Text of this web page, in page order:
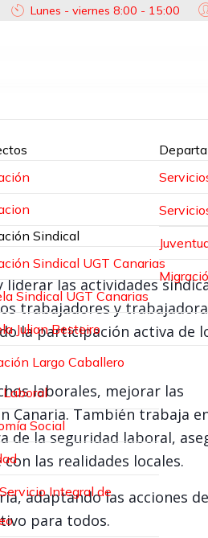
Lunes - viernes 8:00 - 15:00
Sindical
Sindical UGT Canarias
Sindical UGT Canarias
Julian Besteiro
Largo Caballero
Laboral
Social
Integral de
liderar las actividades
trabajadores y
la participación activa de
laborales, mejorar las
Canaria. También trabaja
de la seguridad laboral,
las realidades locales.
adaptando las acciones
para todos.